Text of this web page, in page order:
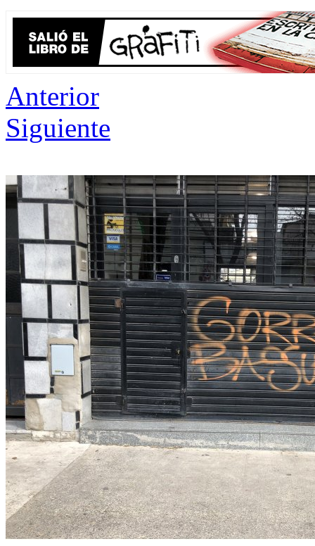
Anterior
Siguiente